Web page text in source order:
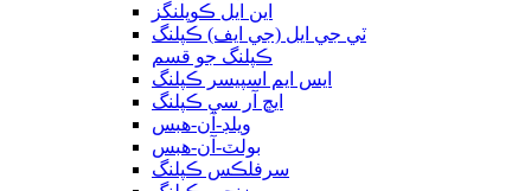
اين ايل ڪوپلنگز
ٽي جي ايل (جي ايف) ڪپلنگ
ڪپلنگ جو قسم
ايس ايم اسپيسر ڪپلنگ
ايڇ آر سي ڪپلنگ
ويلڊ-آن-هبس
بولٽ-آن-هبس
سرفلڪس ڪپلنگ